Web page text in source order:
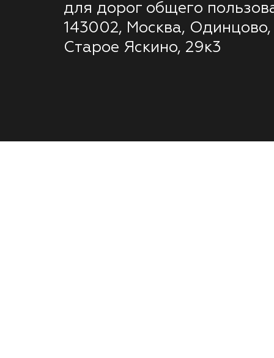
для дорог общего
143002, Москва, Одинцово,
Старое Яскино, 29к3